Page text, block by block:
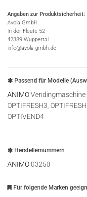
Angaben zur Produktsicherheit:
Avola GmbH
In der Fleute 52
42389 Wuppertal
info@avola-gmbh.de
Passend für Modelle
ANIMOVendingmaschine
OPTIFRESH3,
OPTIVEND4
Herstellernummern
ANIMO03250
Für folgende Marken